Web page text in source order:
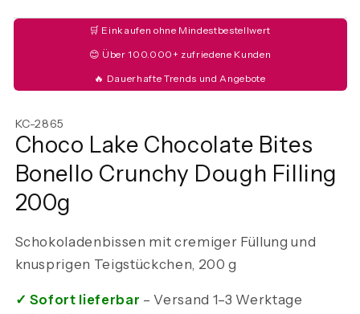
🛒 Einkaufen ohne Mindestbestellwert
😊 Über 100.000+ zufriedene Kunden
🔥 Dauerhafte Trends und Angebote
KC-2865
Choco Lake Chocolate Bites
Bonello Crunchy Dough Filling
200g
Schokoladenbissen mit cremiger Füllung und
knusprigen Teigstückchen, 200 g
✓ Sofort lieferbar – Versand 1–3 Werktage